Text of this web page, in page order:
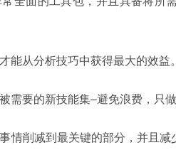
能从分析技巧中获得最大的效益。
需要的新技能集–避免浪费，只
情削减到最关键的部分，并且